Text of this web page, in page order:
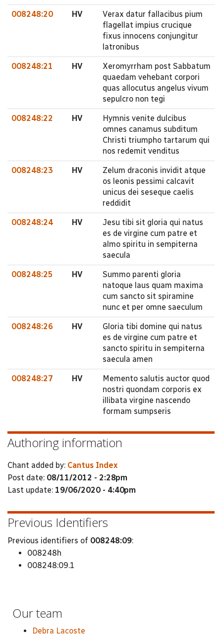
008248:20 HV
Verax datur fallacibus pium
flagellat impius crucique
fixus innocens conjungitur
latronibus
008248:21 HV
Xeromyrrham post Sabbatum
quaedam vehebant corpori
quas allocutus angelus vivum
sepulcro non tegi
008248:22 HV
Hymnis venite dulcibus
omnes canamus subditum
Christi triumpho tartarum qui
nos redemit venditus
008248:23 HV
Zelum draconis invidit atque
os leonis pessimi calcavit
unicus dei seseque caelis
reddidit
008248:24 HV
Jesu tibi sit gloria qui natus
es de virgine cum patre et
almo spiritu in sempiterna
saecula
008248:25 HV
Summo parenti gloria
natoque laus quam maxima
cum sancto sit spiramine
nunc et per omne saeculum
008248:26 HV
Gloria tibi domine qui natus
es de virgine cum patre et
sancto spiritu in sempiterna
saecula amen
008248:27 HV
Memento salutis auctor quod
nostri quondam corporis ex
illibata virgine nascendo
formam sumpseris
Authoring information
Chant added by: Cantus Index
Post date: 08/11/2012 - 2:28pm
Last update: 19/06/2020 - 4:40pm
Previous Identifiers
Previous identifiers of 008248:09:
008248h
008248:09.1
Our team
Debra Lacoste